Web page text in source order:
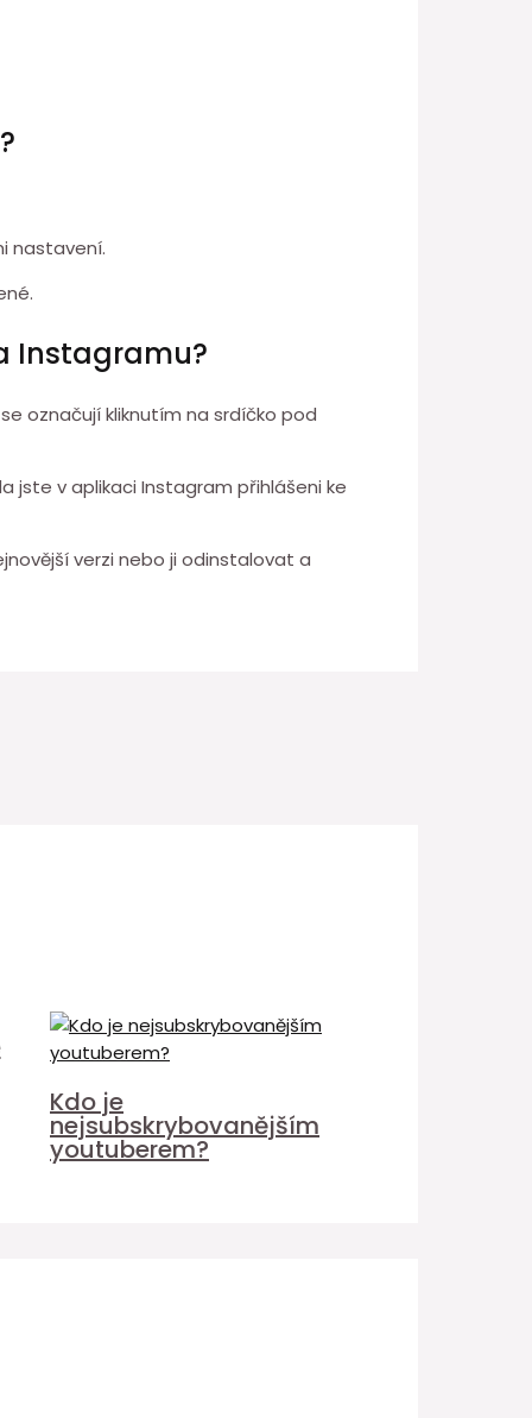
nastavení.
Instagramu?
označují kliknutím na srdíčko pod
jste v aplikaci Instagram přihlášeni ke
verzi nebo ji odinstalovat a
Kdo je
nejsubskrybovanějším
youtuberem?